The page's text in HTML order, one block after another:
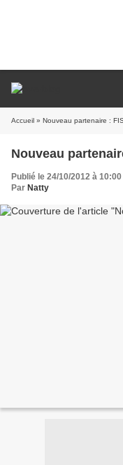
Accueil » Nouveau partenaire :
Nouveau
Publié le 24/10/2012 à 10:00
Par Natty